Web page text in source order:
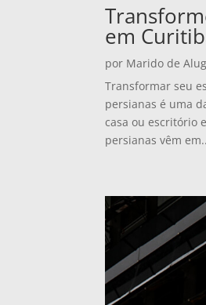
em
por Marido de
Transformar seu
persianas é uma
casa ou escritório
persianas vêm